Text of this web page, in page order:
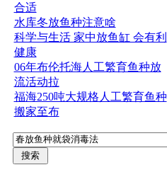
合适
水库冬放鱼种注意啥
科学与生活 家中放鱼缸 会有利
健康
06年布伦托海人工繁育鱼种放
流活动拉
福海250吨大规格人工繁育鱼种
搬家至布